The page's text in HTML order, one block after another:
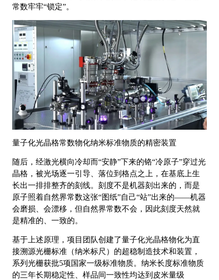
常数牢牢“锁定”。
量子化光晶格常数物化纳米标准物质的精密装置
随后，经激光横向冷却而“安静”下来的铬“冷原子”穿过光
晶格，被光场逐一引导、落位到格点之上，在基底上生
长出一排排整齐的刻线。刻度不是机器刻出来的，而是
原子照着自然界常数这张“图纸”自己“站”出来的——机器
会磨损、会漂移，但自然界常数不会，因此刻度天然就
是精准的、一致的。
基于上述原理，项目团队创建了量子化光晶格物化为直
接溯源光栅标准（纳米标尺）的超稳制造技术和装置，
系列光栅获批5项国家一级标准物质。纳米长度标准物质
的三年长期稳定性、样品间一致性均达到皮米量级